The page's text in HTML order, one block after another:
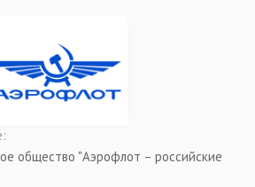
общество "Аэрофлот – российские